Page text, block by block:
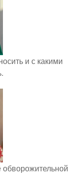
и с какими